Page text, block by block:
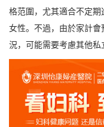
格范圍，尤其適合不定
女性。不過，由於家計
況，可能需要考慮其他私